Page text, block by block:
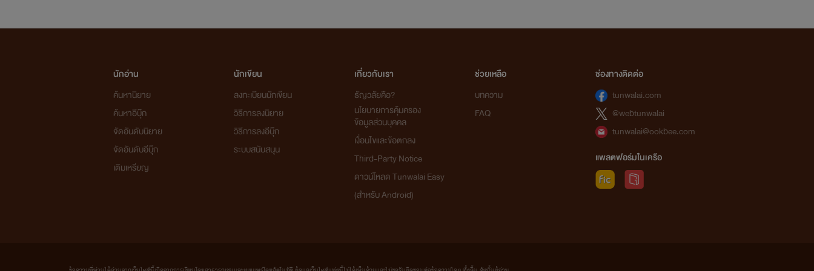
นักอ่าน
ค้นหานิยาย
ค้นหาอีบุ๊ก
จัดอันดับนิยาย
จัดอันดับอีบุ๊ก
เติมเหรียญ
นักเขียน
ลงทะเบียนนักเขียน
วิธีการลงนิยาย
วิธีการลงอีบุ๊ก
ระบบสนับสนุน
เกี่ยวกับเรา
ธัญวลัยคือ?
นโยบายการคุ้มครอง
ข้อมูลส่วนบุคคล
เงื่อนไขและข้อตกลง
Third-Party Notice
ดาวน์โหลด Tunwalai Easy
(สำหรับ Android)
ช่วยเหลือ
บทความ
FAQ
ช่องทางติดต่อ
tunwalai.com
@webtunwalai
tunwalai@ookbee.com
แพลตฟอร์มในเครือ